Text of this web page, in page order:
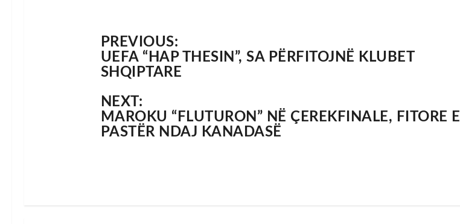
PREVIOUS:
UEFA “HAP THESIN”, SA PËRFITOJNË KLUBET
SHQIPTARE
NEXT:
MAROKU “FLUTURON” NË ÇEREKFINALE, FITORE E
PASTËR NDAJ KANADASË